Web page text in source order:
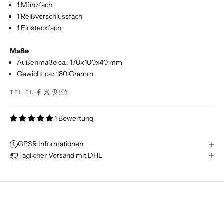
1 Münzfach
1 Reißverschlussfach
1 Einsteckfach
Maße
Außenmaße ca.: 170x100x40 mm
Gewicht ca.: 180 Gramm
TEILEN
1 Bewertung
GPSR Informationen
Täglicher Versand mit DHL